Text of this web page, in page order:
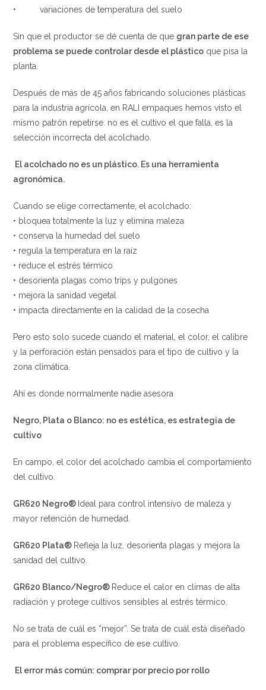
• variaciones de temperatura del suelo
Sin que el productor se dé cuenta de que gran parte de ese
problema se puede controlar desde el plástico que pisa la
planta.
Después de más de 45 años fabricando soluciones plásticas
para la industria agrícola, en RALI empaques hemos visto el
mismo patrón repetirse: no es el cultivo el que falla, es la
selección incorrecta del acolchado.
El acolchado no es un plástico. Es una herramienta
agronómica.
Cuando se elige correctamente, el acolchado:
• bloquea totalmente la luz y elimina maleza
• conserva la humedad del suelo
• regula la temperatura en la raíz
• reduce el estrés térmico
• desorienta plagas como trips y pulgones
• mejora la sanidad vegetal
• impacta directamente en la calidad de la cosecha
Pero esto solo sucede cuando el material, el color, el calibre
y la perforación están pensados para el tipo de cultivo y la
zona climática.
Ahí es donde normalmente nadie asesora
Negro, Plata o Blanco: no es estética, es estrategia de
cultivo
En campo, el color del acolchado cambia el comportamiento
del cultivo.
GR620 Negro® Ideal para control intensivo de maleza y
mayor retención de humedad.
GR620 Plata® Refleja la luz, desorienta plagas y mejora la
sanidad del cultivo.
GR620 Blanco/Negro® Reduce el calor en climas de alta
radiación y protege cultivos sensibles al estrés térmico.
No se trata de cuál es “mejor”. Se trata de cuál está diseñado
para el problema específico de ese cultivo.
El error más común: comprar por precio por rollo